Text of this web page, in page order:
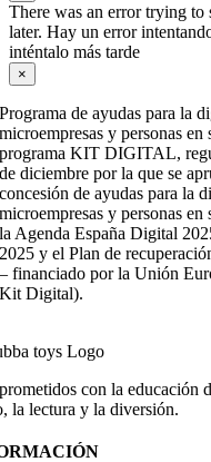
There was an error trying to
later. Hay un error
inténtalo más tarde
×
Programa de ayudas para la
microempresas y personas
programa KIT DIGITAL,
de diciembre por la que se
concesión de ayudas para la
microempresas y personas
la Agenda España Digital
2025 y el Plan de
– financiado por la Unión
Kit Digital).
con la educación
la lectura y la diversión.